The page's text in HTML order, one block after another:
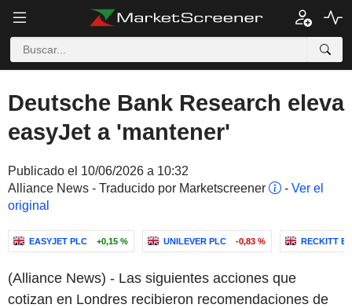
Deutsche Bank Research eleva
easyJet a 'mantener'
Publicado el 10/06/2026 a 10:32
Alliance News - Traducido por Marketscreener
- Ver el
original
EASYJET PLC +0,15 % UNILEVER PLC -0,83 % RECKITT
(Alliance News) - Las siguientes acciones que
cotizan en Londres recibieron recomendaciones de